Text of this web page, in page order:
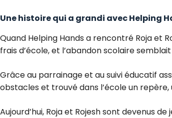
Une histoire qui a grandi avec Helping
Quand Helping Hands a rencontré Roja et
frais d’école, et l’abandon scolaire
Grâce au parrainage et au suivi éducatif
obstacles et trouvé dans l’école un
Aujourd’hui, Roja et Rojesh sont devenus